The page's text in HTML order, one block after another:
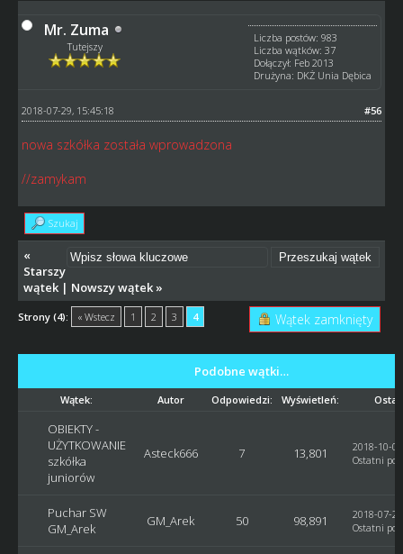
Mr. Zuma
Tutejszy
Liczba postów: 983
Liczba wątków: 37
Dołączył: Feb 2013
Drużyna: DKŻ Unia Dębica
#56
2018-07-29, 15:45:18
nowa szkółka została wprowadzona
//zamykam
Szukaj
«
Starszy
wątek| Nowszy wątek»
Strony (4): « Wstecz 1 2 3 4 Wątek zamknięty
Podobne wątki…
Wątek: Autor Odpowiedzi: Wyświetleń:
OBIEKTY -
UŻYTKOWANIE
szkółka
juniorów
Asteck666 7 13,801
2018-10-
Ostatni
Puchar SW
GM_Arek
GM_Arek 50 98,891
2018-07-
Ostatni